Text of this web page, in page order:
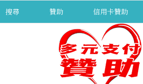
搜尋 贊助 信用卡贊助